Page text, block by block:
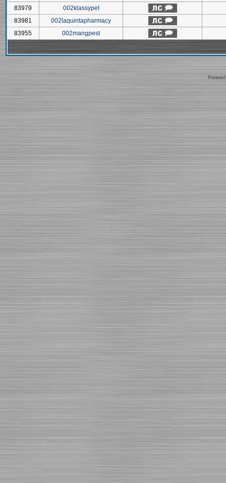
83979
002klassypet
83981
002laquintapharmacy
83955
002mangpest